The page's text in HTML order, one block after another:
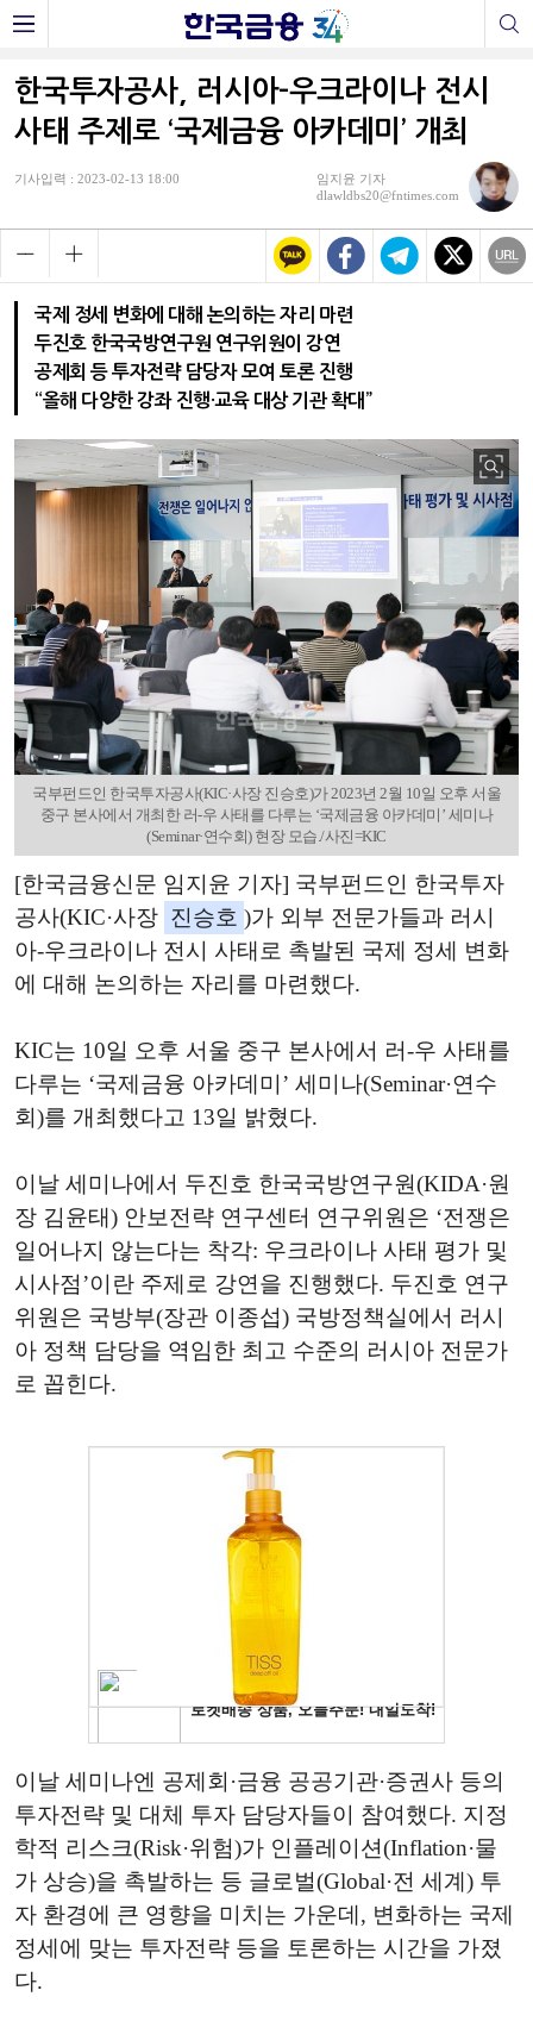
한국투자공사, 러시아-우크라이나 전시
사태 주제로 ‘국제금융 아카데미’ 개최
기사입력 : 2023-02-13 18:00
임지윤 기자
dlawldbs20@fntimes.com
국제 정세 변화에 대해 논의하는 자리 마련
두진호 한국국방연구원 연구위원이 강연
공제회 등 투자전략 담당자 모여 토론 진행
“올해 다양한 강좌 진행·교육 대상 기관 확대”
국부펀드인 한국투자공사(KIC·사장 진승호)가 2023년 2월 10일 오후 서울
중구 본사에서 개최한 러-우 사태를 다루는 ‘국제금융 아카데미’ 세미나
(Seminar·연수회) 현장 모습./사진=KIC
[한국금융신문 임지윤 기자] 국부펀드인 한국투자
공사(KIC·사장 진승호 )가 외부 전문가들과 러시
아-우크라이나 전시 사태로 촉발된 국제 정세 변화
에 대해 논의하는 자리를 마련했다.
KIC는 10일 오후 서울 중구 본사에서 러-우 사태를
다루는 ‘국제금융 아카데미’ 세미나(Seminar·연수
회)를 개최했다고 13일 밝혔다.
이날 세미나에서 두진호 한국국방연구원(KIDA·원
장 김윤태) 안보전략 연구센터 연구위원은 ‘전쟁은
일어나지 않는다는 착각: 우크라이나 사태 평가 및
시사점’이란 주제로 강연을 진행했다. 두진호 연구
위원은 국방부(장관 이종섭) 국방정책실에서 러시
아 정책 담당을 역임한 최고 수준의 러시아 전문가
로 꼽힌다.
이날 세미나엔 공제회·금융 공공기관·증권사 등의
투자전략 및 대체 투자 담당자들이 참여했다. 지정
학적 리스크(Risk·위험)가 인플레이션(Inflation·물
가 상승)을 촉발하는 등 글로벌(Global·전 세계) 투
자 환경에 큰 영향을 미치는 가운데, 변화하는 국제
정세에 맞는 투자전략 등을 토론하는 시간을 가졌
다.